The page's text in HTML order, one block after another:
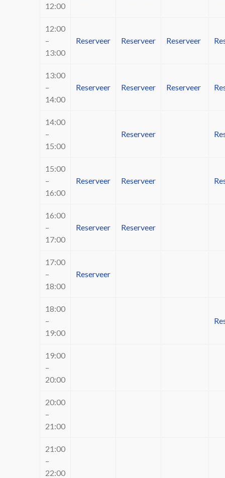
12:00
12:00
–
13:00
Reserveer Reserveer Reserveer
13:00
–
14:00
Reserveer Reserveer Reserveer
14:00
–
15:00
Reserveer
15:00
–
16:00
Reserveer Reserveer
16:00
–
17:00
Reserveer Reserveer
17:00
–
18:00
Reserveer
18:00
–
19:00
19:00
–
20:00
20:00
–
21:00
21:00
–
22:00